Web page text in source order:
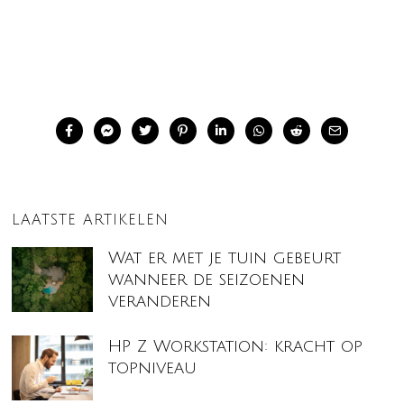
LAATSTE ARTIKELEN
Wat er met je tuin gebeurt
wanneer de seizoenen
veranderen
HP Z Workstation: kracht op
topniveau